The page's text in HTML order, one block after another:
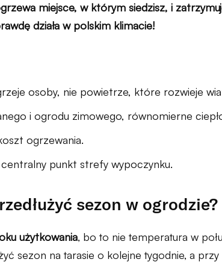
miejsce, w którym siedzisz, i
działa w polskim klimacie!
osoby, nie powietrze, które rozwieje
i ogrodu zimowego, równomierne
ogrzewania.
punkt strefy wypoczynku.
sezon w ogrodzie?
użytkowania, bo to nie temperatura w
sezon na tarasie o kolejne tygodnie, a